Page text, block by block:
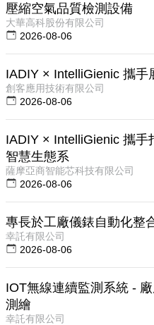
壓縮空氣品質檢測設備
大華高科股份有限公司
2026-08-06
IADIY × IntelliGienic 攜手
創客應用技術有限公司
2026-08-06
IADIY × IntelliGienic 攜
智慧生態系
薩摩亞商智能芯科技有限公司
2026-08-06
專長於工廠儀錶自動化整
幸託有限公司
2026-08-06
IOT無線連續監測系統 -
測繪
幸託有限公司